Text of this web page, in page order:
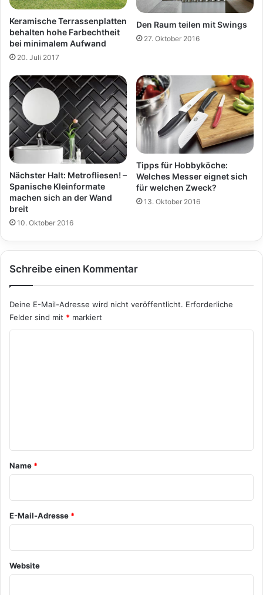
Keramische Terrassenplatten
behalten hohe Farbechtheit
bei minimalem Aufwand
20. Juli 2017
Den Raum teilen mit Swings
27. Oktober 2016
Nächster Halt: Metrofliesen! –
Spanische Kleinformate
machen sich an der Wand
breit
10. Oktober 2016
Tipps für Hobbyköche:
Welches Messer eignet sich
für welchen Zweck?
13. Oktober 2016
Schreibe einen Kommentar
Deine E-Mail-Adresse wird nicht veröffentlicht. Erforderliche
Felder sind mit * markiert
a
r
*
Name *
E-Mail-Adresse *
Website